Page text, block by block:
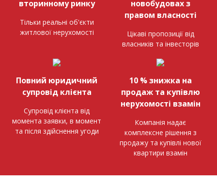
вторинному ринку
Тільки реальні об'єкти
житлової нерухомості
новобудовах з
правом власності
Цікаві пропозиції від
власників та інвесторів
Повний юридичний
супровід клієнта
Супровід клієнта від
момента заявки, в момент
та після здійснення угоди
10 % знижка на
продаж та купівлю
нерухомості взамін
Компанія надає
комплексне рішення з
продажу та купівлі нової
квартири взамін